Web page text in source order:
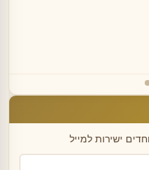
ישירות למייל